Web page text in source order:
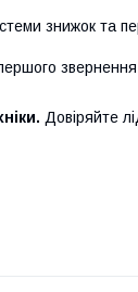
знижок та
Довіряйте